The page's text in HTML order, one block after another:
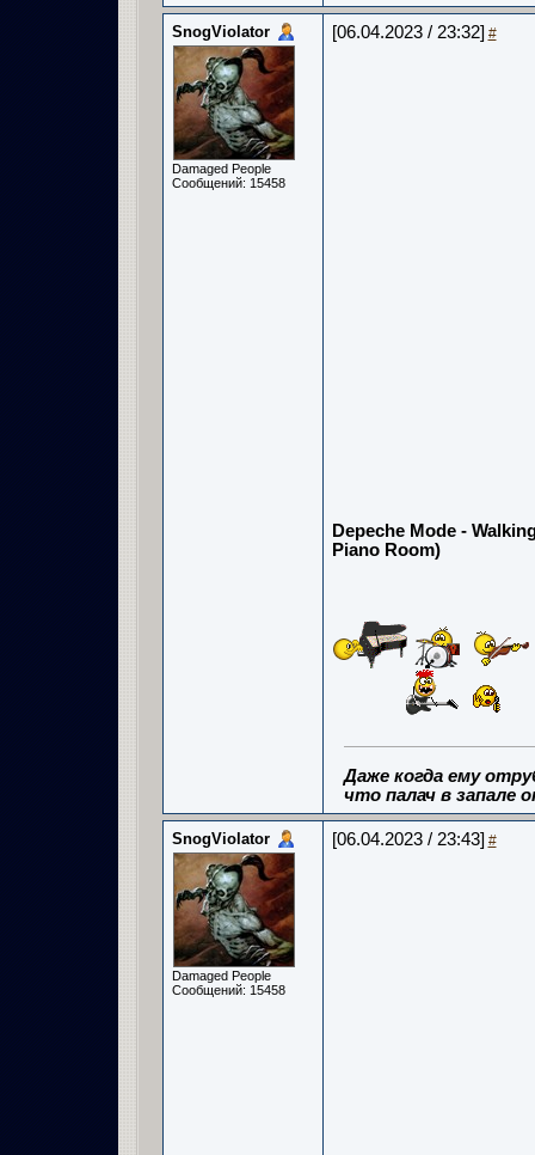
SnogViolator
Damaged People
Сообщений: 15458
[06.04.2023 / 23:32] #
Depeche Mode -
Piano Room)
Даже когда ему
что палач в запале
SnogViolator
Damaged People
Сообщений: 15458
[06.04.2023 / 23:43] #